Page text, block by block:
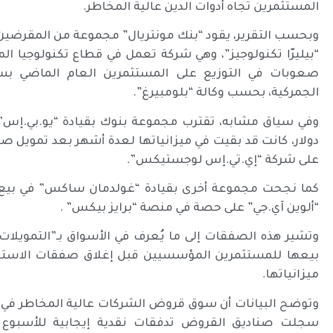
المستثمرين تجاه أدوات الدين عالية المخاطر.
“بيليرّا تكنولوجيز”، وهي شركة تعمل في قطاع
صعوبات في التوزيع على المستثمرين العام الماضي
الجمركية، بحسب وكالة “بلومبيرغ”.
دولار، كانت قد بقيت في ميزانياتها لعدة أشهر بعد
على شركة “إي.تي.إس لوجستيكس”.
كما نجحت مجموعة أخرى بقيادة “غولدمان ساكس” في
“ألوين آي.جي” على حصة في منصة “برايز بيكس” .
وتشير هذه الصفقات إلى ما يُعرف في الأسواق
بيعها للمستثمرين المؤسسيين قبل إغلاق صفقات
ميزانياتها.
وتوضح البيانات أن سوق قروض الشركات عالية المخاطر
سجلت صناديق القروض تدفقات نقدية إيجابية